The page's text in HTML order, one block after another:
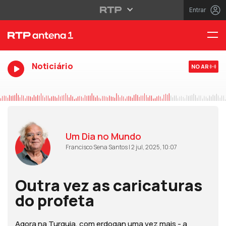
Entrar
Noticiário NO AR
Um Dia no Mundo
Francisco Sena Santos | 2 jul, 2025, 10:07
Outra vez as caricaturas
do profeta
Agora na Turquia, com erdogan uma vez mais - a